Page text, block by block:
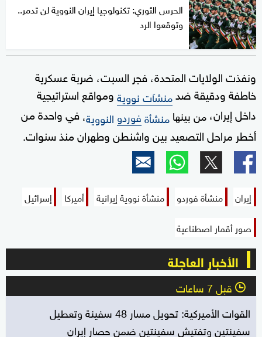
الحرس الثوري: تكنولوجيا إيران النووية لن تدمر..
وتوقعوا الرد
ونفذت الولايات المتحدة، فجر السبت، ضربة عسكرية
خاطفة ودقيقة ضدمنشآت نوويةومواقع استراتيجية
داخلإيران،من بينهامنشأةفوردو النووية،في واحدة من
أخطر مراحل التصعيد بين واشنطن وطهران منذ سنوات.
إيران منشأة فوردو منشأة نووية إيرانية أميركا
إسرائيل
صور أقمار اصطناعية
الأخبار العاجلة
l قبل 7 ساعات
القوات الأميركية: تحويل مسار 48 سفينة وتعطيل
سفينتين وتفتيش سفينتين ضمن حصار إيران